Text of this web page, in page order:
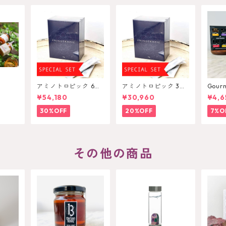
アミノトロピック 6箱
セット AminoTropic
¥54,180
30%OFF
アミノトロピック 3箱
セット AminoTropic
¥30,960
20%OFF
その他の商品